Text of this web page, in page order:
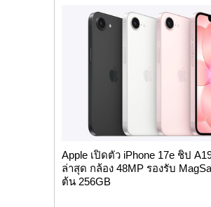
Apple เปิดตัว iPhone 17e ชิป
ล่าสุด กล้อง 48MP รองรับ
ต้น 256GB